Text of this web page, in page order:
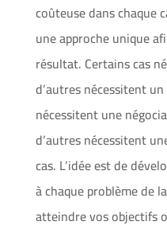
coûteuse dans chaque
une approche unique
résultat. Certains cas
d’autres nécessitent
nécessitent une
d’autres nécessitent
cas. L’idée est de
à chaque problème de
atteindre vos objectifs